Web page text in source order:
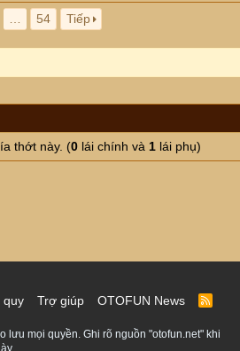
54 Tiếp
thớt này. (0 lái chính và 1 lái phụ)
quy Trợ giúp OTOFUN News
R
S
lưu mọi quyền. Ghi rõ nguồn "otofun.net" khi